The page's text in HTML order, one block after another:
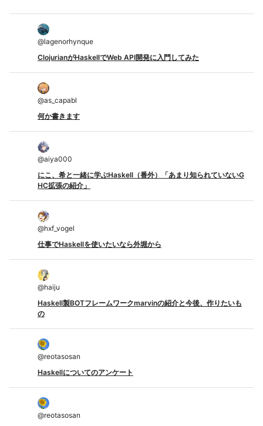
@lagenorhynque
ClojurianがHaskellでWeb API開発に入門してみた
@as_capabl
何か書きます
@aiya000
にこ、希と一緒に学ぶHaskell（番外）「あまり知られていないG
HC拡張の紹介」
@hxf_vogel
仕事でHaskellを使いたいなら外堀から
@haiju
Haskell製BOTフレームワークmarvinの紹介と今後、作りたいも
の
@reotasosan
Haskellについてのアンケート
@reotasosan